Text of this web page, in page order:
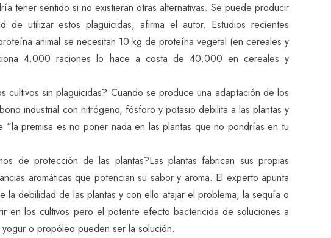
tener sentido si no existieran otras alternativas. Se puede producir
de utilizar estos plaguicidas, afirma el autor. Estudios recientes
animal se necesitan 10 kg de proteína vegetal (en cereales y
4.000 raciones lo hace a costa de 40.000 en cereales y
cultivos sin plaguicidas? Cuando se produce una adaptación de los
industrial con nitrógeno, fósforo y potasio debilita a las plantas y
“la premisa es no poner nada en las plantas que no pondrías en tu
de protección de las plantas?Las plantas fabrican sus propias
aromáticas que potencian su sabor y aroma. El experto apunta
la debilidad de las plantas y con ello atajar el problema, la sequía o
en los cultivos pero el potente efecto bactericida de soluciones a
o propóleo pueden ser la solución.